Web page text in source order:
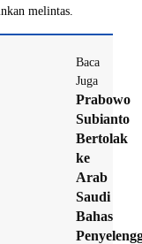
melintas.
Baca
Juga
Prabowo
Subianto
Bertolak
ke
Arab
Saudi
Bahas